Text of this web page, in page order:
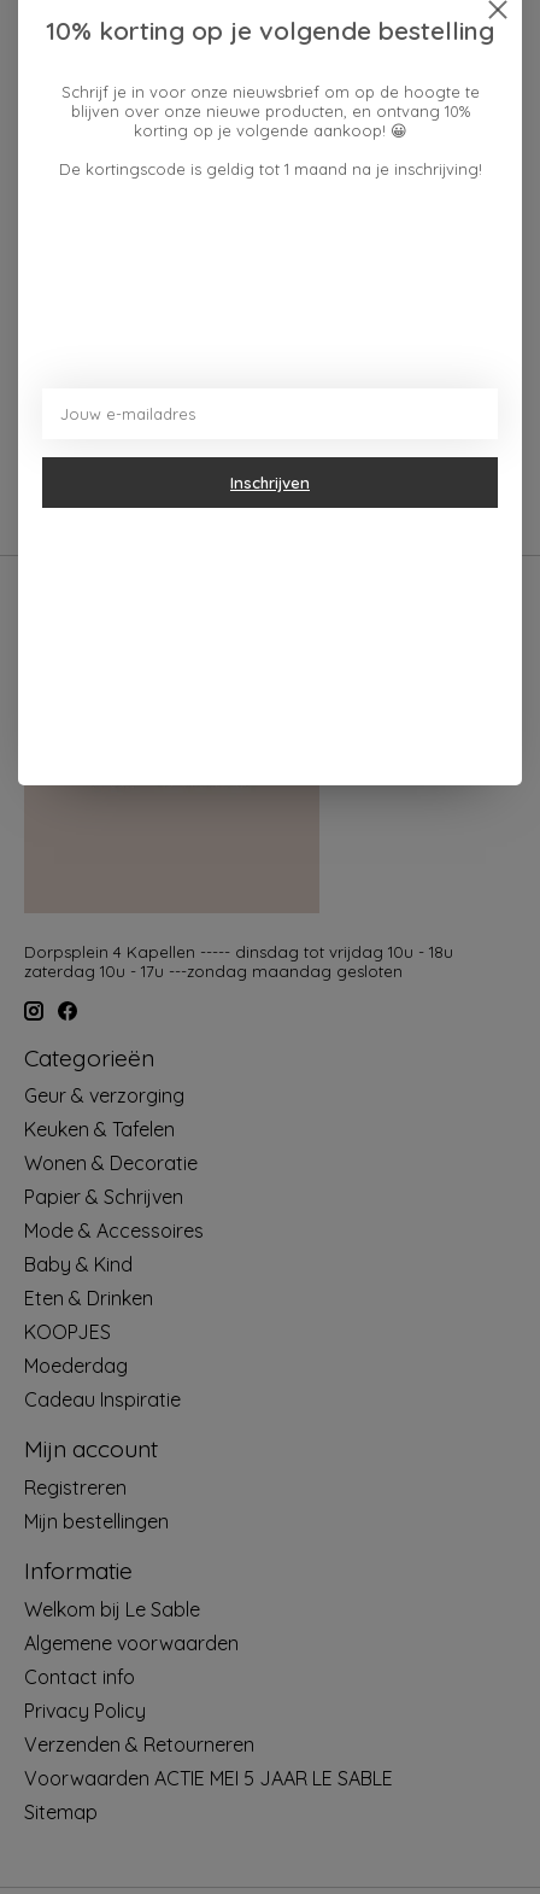
ja
Toevoegen aan winkelwagen
sterren op basis van0
Dorpsplein 4 Kapellen ----- dinsdag tot vrijdag 10u - 18u
zaterdag 10u - 17u ---zondag maandag gesloten
Categorieën
Geur & verzorging
Keuken & Tafelen
Wonen & Decoratie
Papier & Schrijven
Mode & Accessoires
Baby & Kind
Eten & Drinken
KOOPJES
Moederdag
Cadeau Inspiratie
Mijn account
Registreren
Mijn bestellingen
Informatie
Welkom bij Le Sable
Algemene voorwaarden
Contact info
Privacy Policy
Verzenden & Retourneren
Voorwaarden ACTIE MEI 5 JAAR LE SABLE
Sitemap
10% korting op je volgende bestelling
Schrijf je in voor onze nieuwsbrief om op de hoogte te
blijven over onze nieuwe producten, en ontvang 10%
korting op je volgende aankoop! 😀
De kortingscode is geldig tot 1 maand na je inschrijving!
Inschrijven